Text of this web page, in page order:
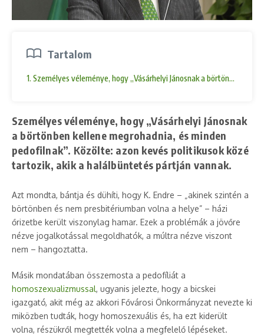
Tartalom
1. Személyes véleménye, hogy „Vásárhelyi Jánosnak a börtönben
Személyes véleménye, hogy „Vásárhelyi Jánosnak
a börtönben kellene megrohadnia, és minden
pedofilnak”. Közölte: azon kevés politikusok közé
tartozik, akik a halálbüntetés pártján vannak.
Azt mondta, bántja és dühíti, hogy K. Endre – „akinek szintén a
börtönben és nem presbitériumban volna a helye” – házi
őrizetbe került viszonylag hamar. Ezek a problémák a jövőre
nézve jogalkotással megoldhatók, a múltra nézve viszont
nem – hangoztatta.
Másik mondatában összemosta a pedofíliát a
homoszexualizmussal, ugyanis jelezte, hogy a bicskei
igazgató, akit még az akkori Fővárosi Önkormányzat nevezte ki
miközben tudták, hogy homoszexuális és, ha ezt kiderült
volna, részükről megtették volna a megfelelő lépéseket.